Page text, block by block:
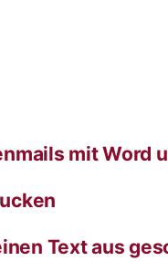
mit Word
Text aus